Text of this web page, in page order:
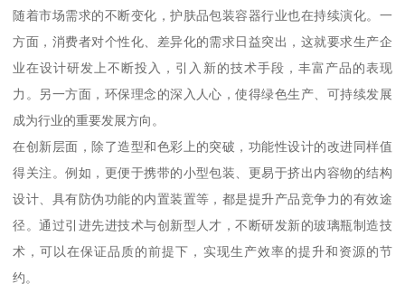
随着市场需求的不断变化，护肤品包装容器行业也在持续演化。一
方面，消费者对个性化、差异化的需求日益突出，这就要求生产企
业在设计研发上不断投入，引入新的技术手段，丰富产品的表现
力。另一方面，环保理念的深入人心，使得绿色生产、可持续发展
成为行业的重要发展方向。
在创新层面，除了造型和色彩上的突破，功能性设计的改进同样值
得关注。例如，更便于携带的小型包装、更易于挤出内容物的结构
设计、具有防伪功能的内置装置等，都是提升产品竞争力的有效途
径。通过引进先进技术与创新型人才，不断研发新的玻璃瓶制造技
术，可以在保证品质的前提下，实现生产效率的提升和资源的节
约。